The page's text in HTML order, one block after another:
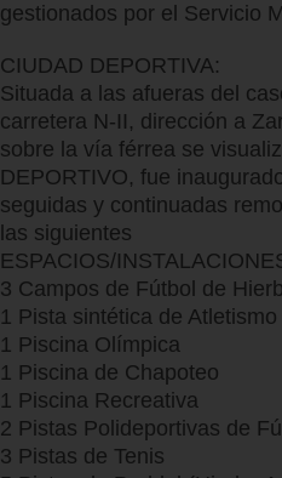
gestionados por el Servicio
CIUDAD DEPORTIVA:
Situada a las afueras del
carretera N-II, dirección a
sobre la vía férrea se
DEPORTIVO, fue
seguidas y continuadas
las siguientes
ESPACIOS/
3 Campos de Fútbol de
1 Pista sintética de
1 Piscina Olímpica
1 Piscina de Chapoteo
1 Piscina Recreativa
2 Pistas Polideportivas de
3 Pistas de Tenis